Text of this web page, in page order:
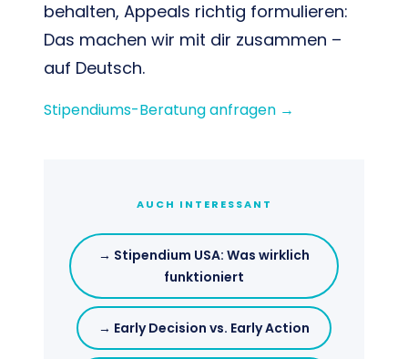
behalten, Appeals richtig formulieren:
Das machen wir mit dir zusammen –
auf Deutsch.
Stipendiums-Beratung anfragen →
AUCH INTERESSANT
→ Stipendium USA: Was wirklich
funktioniert
→ Early Decision vs. Early Action